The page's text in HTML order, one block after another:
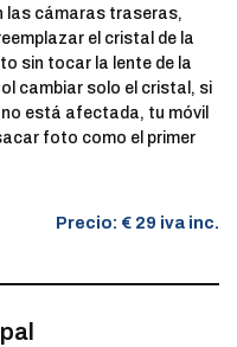
las cámaras traseras,
el cristal de la
sin tocar la lente de la
cambiar solo el cristal, si
no está afectada, tu móvil
foto como el primer
Precio: € 29 iva inc.